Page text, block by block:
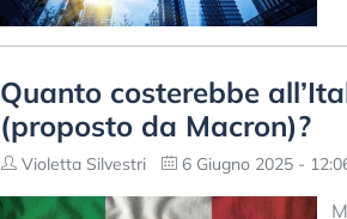
Quanto costerebbe
(proposto da Macron)?
Violetta Silvestri 6 Giugno 2025 -